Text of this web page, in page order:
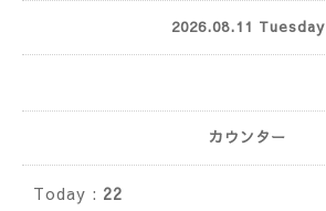
2026.08.11 Tuesday
カウンター
Today : 22